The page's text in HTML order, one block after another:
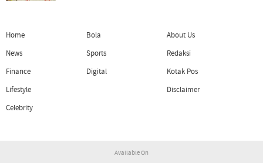
Home
News
Finance
Lifestyle
Celebrity
Bola
Sports
Digital
About Us
Redaksi
Kotak Pos
Disclaimer
Available On